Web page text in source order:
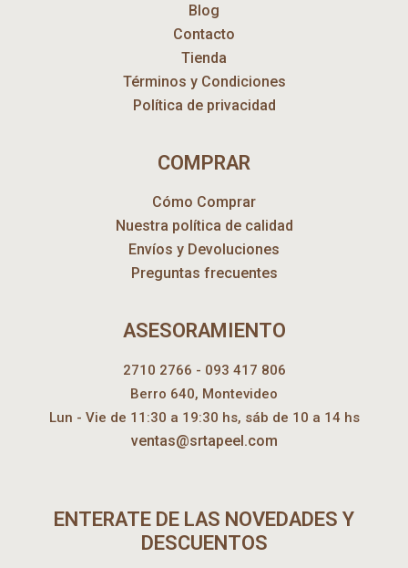
Blog
Contacto
Tienda
Términos y Condiciones
Política de privacidad
COMPRAR
Cómo Comprar
Nuestra política de calidad
Envíos y Devoluciones
Preguntas frecuentes
ASESORAMIENTO
2710 2766 - 093 417 806
Berro 640, Montevideo
Lun - Vie de 11:30 a 19:30 hs, sáb de 10 a 14 hs
ventas@srtapeel.com
ENTERATE DE LAS NOVEDADES Y
DESCUENTOS